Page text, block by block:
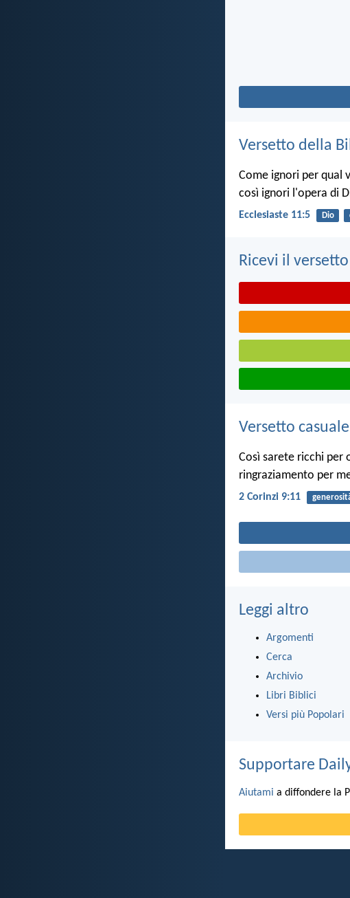
Versetto della
Come ignori per qual
così ignori l'opera di
Ecclesiaste 11:5 Dio
Ricevi il
Versetto
Così sarete ricchi per
ringraziamento per
2 Corinzi 9:11
Leggi altro
Argomenti
Cerca
Archivio
Libri Biblici
Versi più Popolari
Supportare
Aiutami a diffondere la